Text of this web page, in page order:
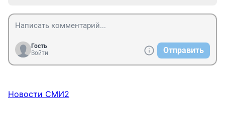
Гость
Войти
Отправить
Новости СМИ2